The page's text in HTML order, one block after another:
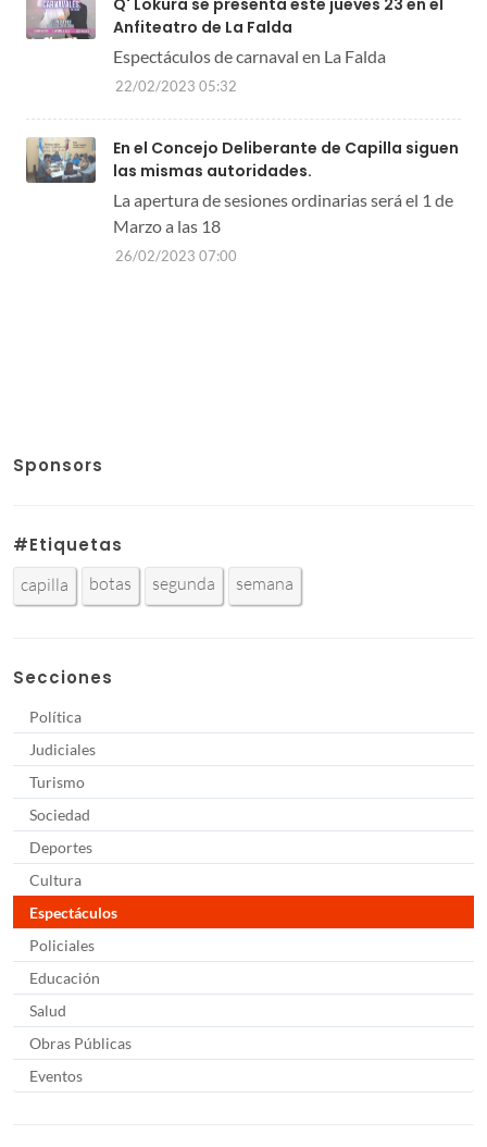
Anfiteatro de La Falda
Espectáculos de carnaval en La Falda
22/02/2023 05:32
En el Concejo Deliberante de Capilla siguen
las mismas autoridades.
La apertura de sesiones ordinarias será el 1 de
Marzo a las 18
26/02/2023 07:00
Sponsors
#Etiquetas
capilla botas segunda semana
Secciones
Política
Judiciales
Turismo
Sociedad
Deportes
Cultura
Espectáculos
Policiales
Educación
Salud
Obras Públicas
Eventos